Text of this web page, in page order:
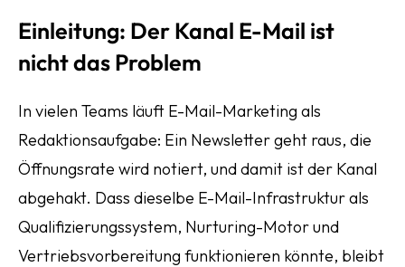
Einleitung: Der Kanal E-Mail ist
nicht das Problem
In vielen Teams läuft E-Mail-Marketing als
Redaktionsaufgabe: Ein Newsletter geht raus, die
Öffnungsrate wird notiert, und damit ist der Kanal
abgehakt. Dass dieselbe E-Mail-Infrastruktur als
Qualifizierungssystem, Nurturing-Motor und
Vertriebsvorbereitung funktionieren könnte, bleibt